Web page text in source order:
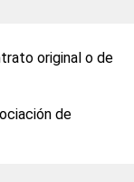
original o de
de